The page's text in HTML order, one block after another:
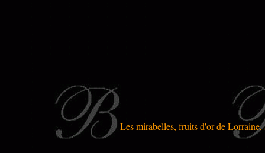
Les mirabelles, fruits d'or de Lorraine,